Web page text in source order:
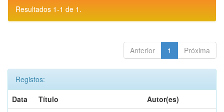
Resultados 1-1 de 1.
Anterior 1 Próxima
Registos:
Data
Título
Autor(es)